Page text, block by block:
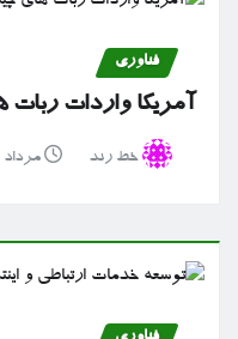
فناوری
آمریکا واردات
خط رند مرداد ۸, ۱۴۰۵